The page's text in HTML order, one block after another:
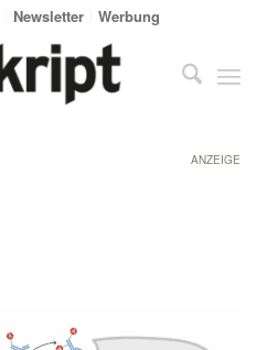
Newsletter Werbung
ANZEIGE